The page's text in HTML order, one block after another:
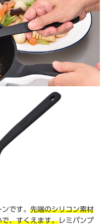
ンです。先端のシリコン素材
、すくえます。 レミパンプ